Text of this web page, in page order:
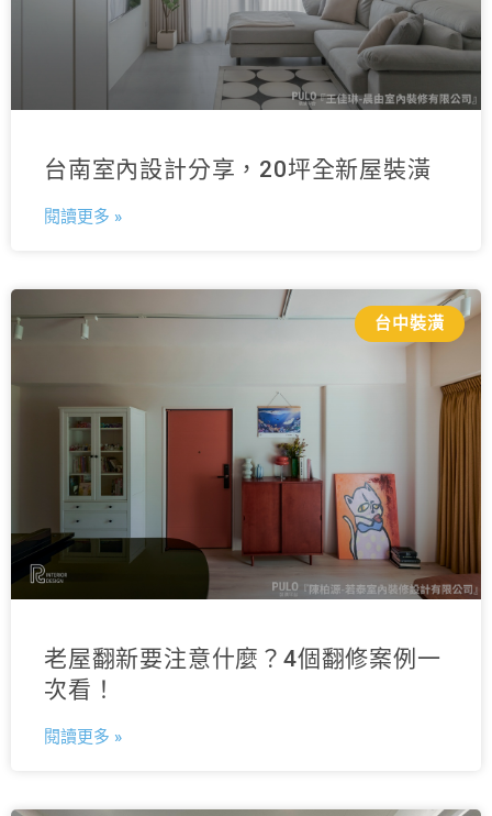
台南室內設計分享，20坪全新屋裝潢
閱讀更多 »
台中裝潢
老屋翻新要注意什麼？4個翻修案例一
次看！
閱讀更多 »